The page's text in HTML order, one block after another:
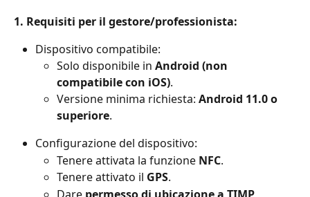
1. Requisiti per il gestore/professionista:
Dispositivo compatibile:
Solo disponibile in Android (non
compatibile con iOS).
Versione minima richiesta: Android 11.0 o
superiore.
Configurazione del dispositivo:
Tenere attivata la funzione NFC.
Tenere attivato il GPS.